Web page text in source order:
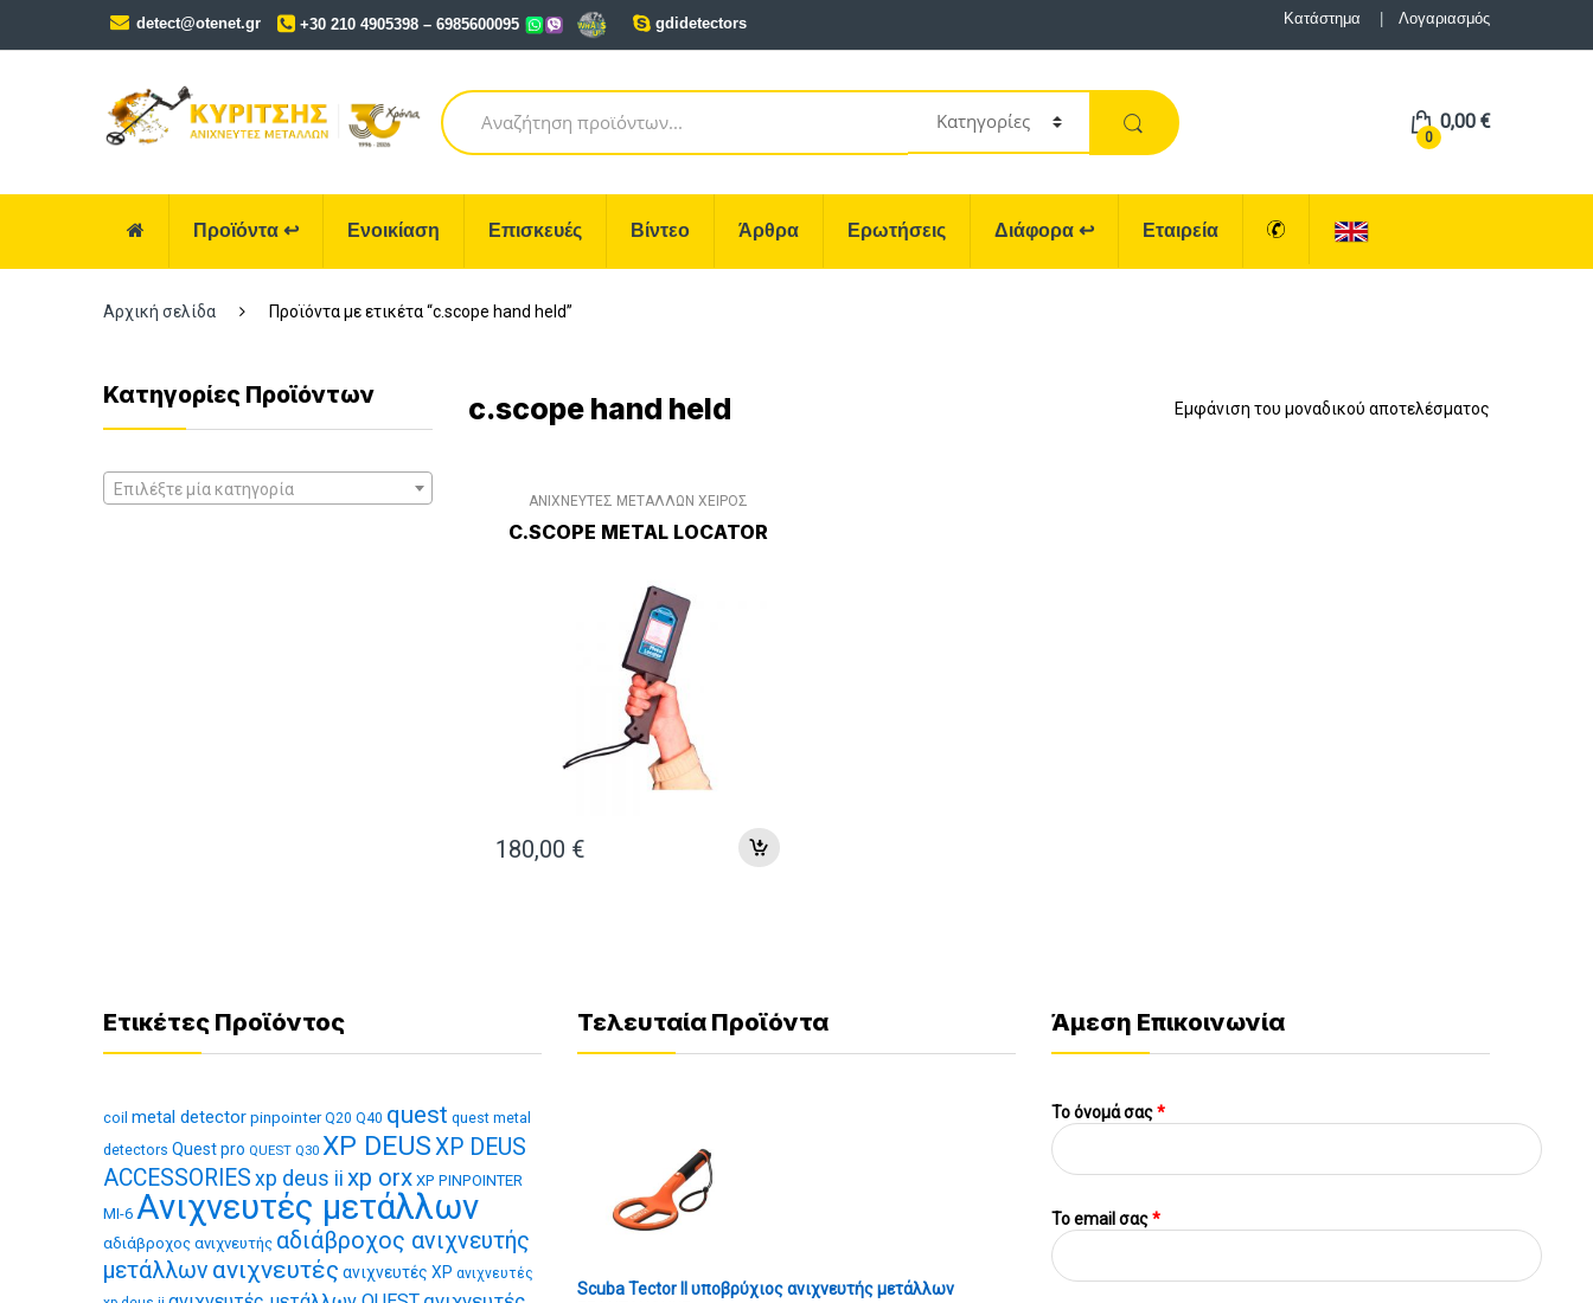
detect@otenet.gr +30 210 4905398 – 6985600095 gdidetectors Κατάστημα Λογαριασμός
Search
for:
0
0,00 €
Προϊόντα ↩ Ενοικίαση Επισκευές Βίντεο Άρθρα Ερωτήσεις Διάφορα ↩ Εταιρεία
Αρχική σελίδα Προϊόντα με ετικέτα “c.scope hand held”
c.scope hand held Εμφάνιση του μοναδικού αποτελέσματος
ΑΝΙΧΝΕΥΤΕΣ ΜΕΤΑΛΛΩΝ ΧΕΙΡΟΣ
C.SCOPE METAL LOCATOR
180,00 €
Κατηγορίες Προϊόντων
Επιλέξτε μία κατηγορία
Ετικέτες Προϊόντος
coil metal detector pinpointer Q20 Q40 quest quest metal
detectors Quest pro QUEST Q30 XP DEUSXP DEUS
ACCESSORIES xp deus ii xp orx XP PINPOINTER
MI-6 Ανιχνευτές μετάλλων
αδιάβροχος ανιχνευτής αδιάβροχος ανιχνευτής
μετάλλων ανιχνευτές ανιχνευτές XP ανιχνευτές
Τελευταία Προϊόντα
Scuba Tector II υποβρύχιος ανιχνευτής μετάλλων
Άμεση Επικοινωνία
Το όνομά σας*
To email σας*